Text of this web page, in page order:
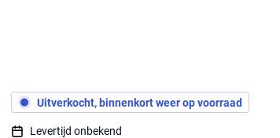
Uitverkocht, binnenkort weer op voorraad
Levertijd onbekend